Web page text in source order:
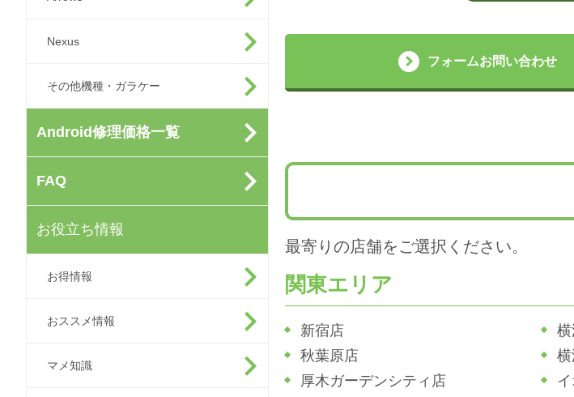
Nexus
その他機種・ガラケー
Android修理価格一覧
FAQ
お役立ち情報
お得情報
おススメ情報
マメ知識
フォームお問い合わせ
最寄りの店舗をご選択ください。
関東エリア
新宿店
秋葉原店
厚木ガーデンシティ店